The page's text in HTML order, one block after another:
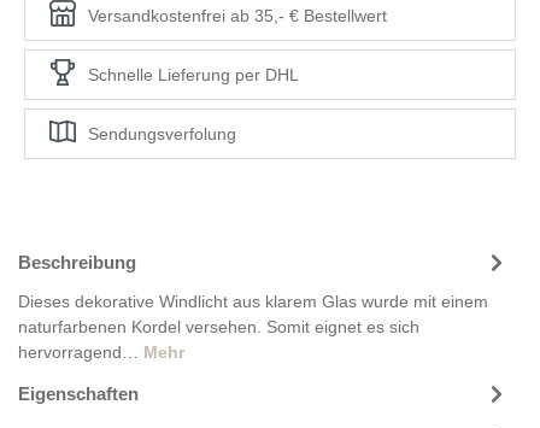
Versandkostenfrei ab 35,- € Bestellwert
Schnelle Lieferung per DHL
Sendungsverfolung
Beschreibung
Dieses dekorative Windlicht aus klarem Glas wurde mit einem
naturfarbenen Kordel versehen. Somit eignet es sich
hervorragend… Mehr
Eigenschaften